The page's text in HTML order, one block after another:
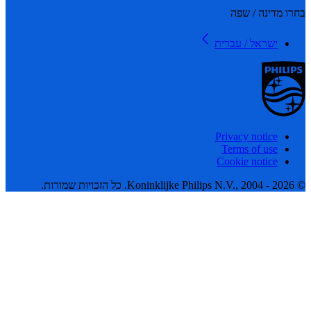
מדינה / שפה
ישראל / עברית
Privacy notice
Terms of use
Cookie notice